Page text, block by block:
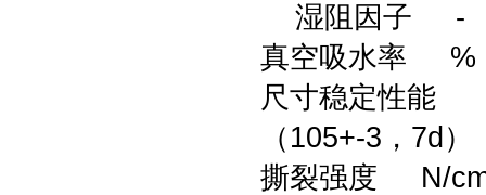
湿阻因子 -
真空吸水率
尺寸稳定性能
（105+-3，
撕裂强度 N/